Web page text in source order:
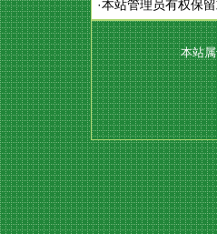
·本站管理员有权保
本站